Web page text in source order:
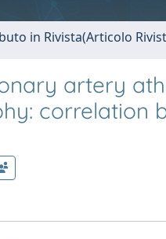
in Rivista(Articolo
artery
correlation